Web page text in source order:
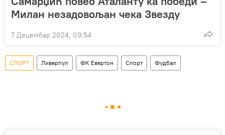
Милан незадовољан чека Звезду
7 Децембар 2024, 09:54
СПОРТ Ливерпул ФК Евертон Спорт Фудбал